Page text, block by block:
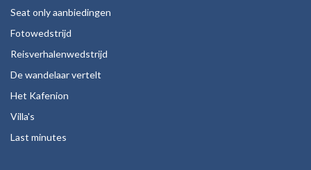
Seat only aanbiedingen
Fotowedstrijd
Reisverhalenwedstrijd
De wandelaar vertelt
Het Kafenion
Villa's
Last minutes